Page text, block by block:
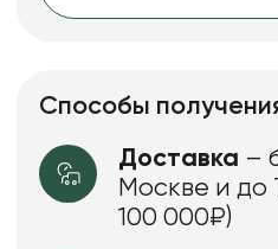
Способы
Доставка –
Москве и до
100 000₽)